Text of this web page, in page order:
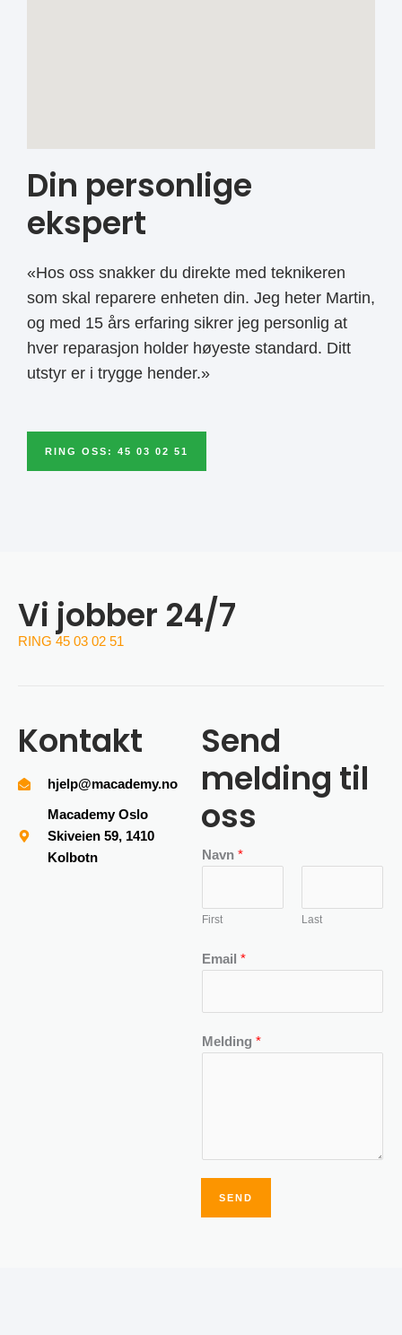
Din personlige
ekspert
«Hos oss snakker du direkte med teknikeren
som skal reparere enheten din. Jeg heter Martin,
og med 15 års erfaring sikrer jeg personlig at
hver reparasjon holder høyeste standard. Ditt
utstyr er i trygge hender.»
RING OSS: 45 03 02 51
Vi jobber 24/7
RING 45 03 02 51
Kontakt
hjelp@macademy.no
Macademy Oslo
Skiveien 59, 1410
Kolbotn
Send
melding til
oss
Navn *
First Last
Email *
Melding *
SEND